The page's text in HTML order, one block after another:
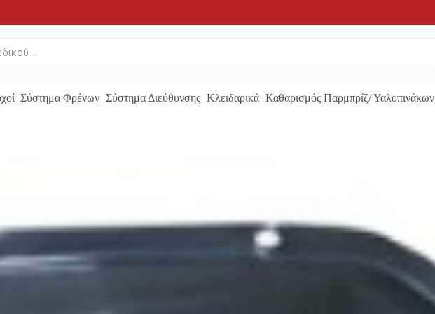
Σύστημα Φρένων Σύστημα Διεύθυνσης Κλειδαρικά Καθαρισμός Παρμπρίζ/ Υαλοπινάκων